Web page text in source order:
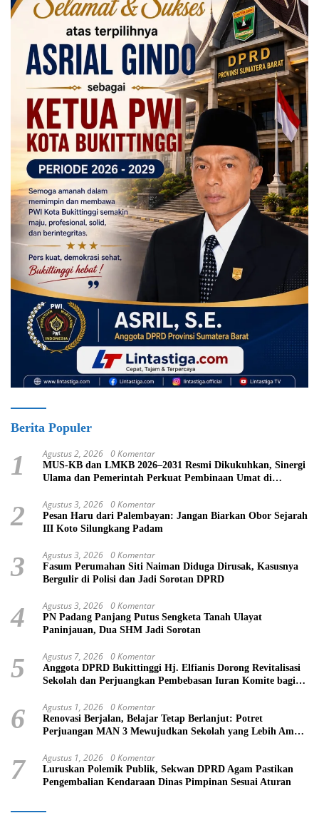
Berita Populer
1 Agustus 2, 2026 0 Komentar
MUS-KB dan LMKB 2026–2031 Resmi Dikukuhkan, Sinergi
Ulama dan Pemerintah Perkuat Pembinaan Umat di
2 Agustus 3, 2026 0 Komentar
Pesan Haru dari Palembayan: Jangan Biarkan Obor Sejarah
III Koto Silungkang Padam
3 Agustus 3, 2026 0 Komentar
Fasum Perumahan Siti Naiman Diduga Dirusak, Kasusnya
Bergulir di Polisi dan Jadi Sorotan DPRD
4 Agustus 3, 2026 0 Komentar
PN Padang Panjang Putus Sengketa Tanah Ulayat
Paninjauan, Dua SHM Jadi Sorotan
5 Agustus 7, 2026 0 Komentar
Anggota DPRD Bukittinggi Hj. Elfianis Dorong Revitalisasi
Sekolah dan Perjuangkan Pembebasan Iuran Komite bagi
6 Agustus 1, 2026 0 Komentar
Renovasi Berjalan, Belajar Tetap Berlanjut: Potret
Perjuangan MAN 3 Mewujudkan Sekolah yang Lebih Aman
7 Agustus 1, 2026 0 Komentar
Luruskan Polemik Publik, Sekwan DPRD Agam Pastikan
Pengembalian Kendaraan Dinas Pimpinan Sesuai Aturan